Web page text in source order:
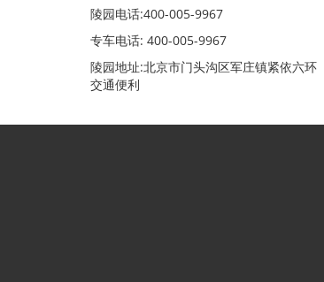
陵园电话:400-005-9967
专车电话: 400-005-9967
陵园地址:北京市门头沟区军庄镇紧依六环
交通便利